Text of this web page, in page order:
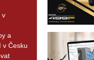
v
a
v Česku